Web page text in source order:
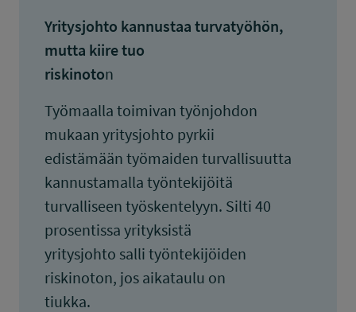
Yritysjohto kannustaa turvatyöhön,
mutta kiire tuo
riskinoton
Työmaalla toimivan työnjohdon
mukaan yritysjohto pyrkii
edistämään työmaiden turvallisuutta
kannustamalla työntekijöitä
turvalliseen työskentelyyn. Silti 40
prosentissa yrityksistä
yritysjohto salli työntekijöiden
riskinoton, jos aikataulu on
tiukka.